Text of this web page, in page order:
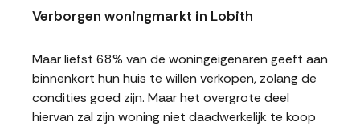
Verborgen woningmarkt in Lobith
Maar liefst 68% van de woningeigenaren geeft aan
binnenkort hun huis te willen verkopen, zolang de
condities goed zijn. Maar het overgrote deel
hiervan zal zijn woning niet daadwerkelijk te koop